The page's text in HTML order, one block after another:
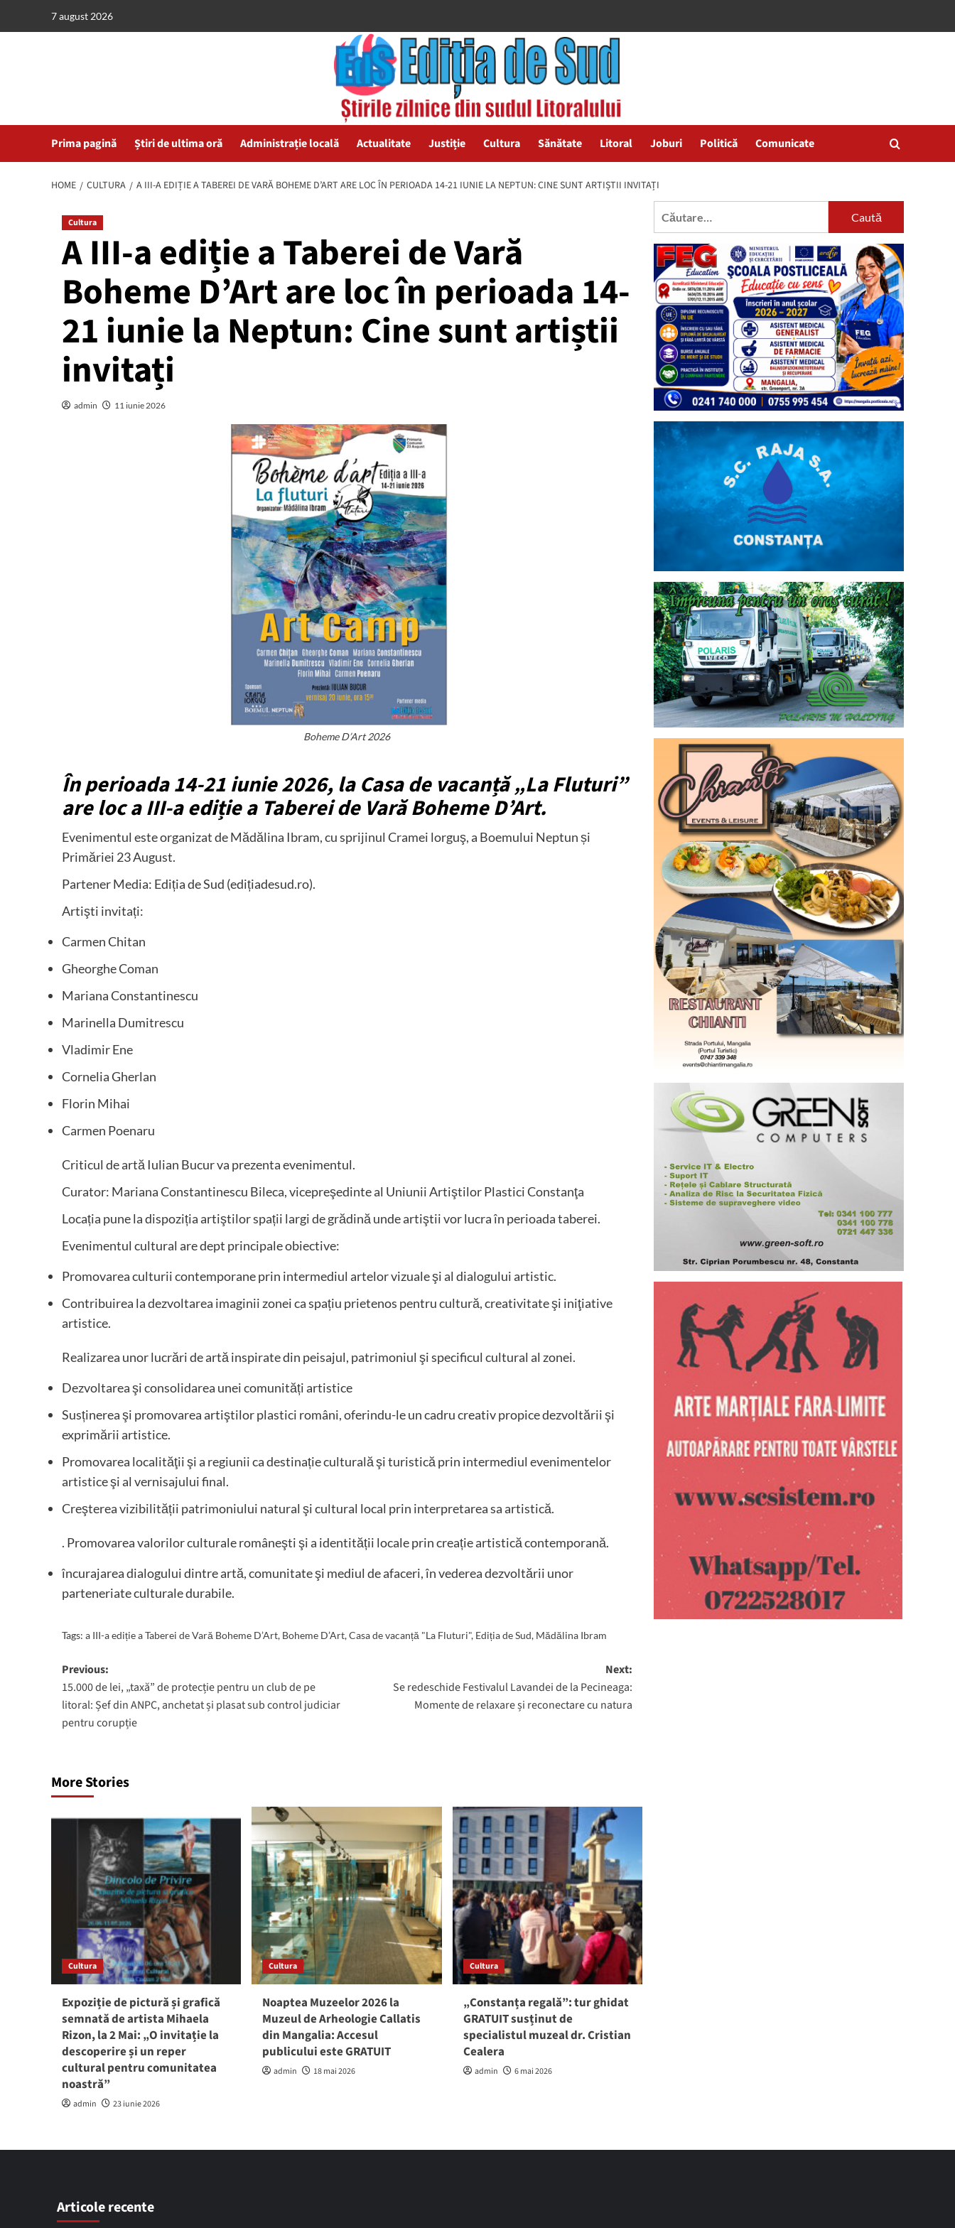
7 august 2026
Prima pagină Știri de ultima oră Administrație locală Actualitate Justiție Cultura Sănătate Litoral Joburi Politică Comunicate
HOME CULTURA A III-A EDIȚIE A TABEREI DE VARĂ BOHEME D’ART ARE LOC ÎN PERIOADA 14-21 IUNIE LA NEPTUN: CINE SUNT ARTIȘTII INVITAȚI
Cultura
A III-a ediție a Taberei de Vară
Boheme D’Art are loc în perioada 14-
21 iunie la Neptun: Cine sunt artiștii
invitați
admin 11 iunie 2026
Boheme D’Art 2026
În perioada 14-21 iunie 2026, la Casa de vacanță „La Fluturi”
are loc a III-a ediție a Taberei de Vară Boheme D’Art.
Evenimentul este organizat de Mădălina Ibram, cu sprijinul Cramei lorguş, a Boemului Neptun și
Primăriei 23 August.
Partener Media: Ediția de Sud (edițiadesud.ro).
Artişti invitați:
Carmen Chitan
Gheorghe Coman
Mariana Constantinescu
Marinella Dumitrescu
Vladimir Ene
Cornelia Gherlan
Florin Mihai
Carmen Poenaru
Criticul de artă Iulian Bucur va prezenta evenimentul.
Curator: Mariana Constantinescu Bileca, vicepreşedinte al Uniunii Artiştilor Plastici Constanţa
Locația pune la dispoziția artiştilor spații largi de grădină unde artiştii vor lucra în perioada taberei.
Evenimentul cultural are dept principale obiective:
Promovarea culturii contemporane prin intermediul artelor vizuale şi al dialogului artistic.
Contribuirea la dezvoltarea imaginii zonei ca spațiu prietenos pentru cultură, creativitate şi iniţiative
artistice.
Realizarea unor lucrări de artă inspirate din peisajul, patrimoniul şi specificul cultural al zonei.
Dezvoltarea şi consolidarea unei comunități artistice
Susținerea şi promovarea artiştilor plastici români, oferindu-le un cadru creativ propice dezvoltării şi
exprimării artistice.
Promovarea localităţii şi a regiunii ca destinație culturală şi turistică prin intermediul evenimentelor
artistice şi al vernisajului final.
Creşterea vizibilității patrimoniului natural şi cultural local prin interpretarea sa artistică.
. Promovarea valorilor culturale româneşti şi a identității locale prin creație artistică contemporană.
încurajarea dialogului dintre artă, comunitate şi mediul de afaceri, în vederea dezvoltării unor
parteneriate culturale durabile.
Tags: a III-a ediție a Taberei de Vară Boheme D’Art, Boheme D’Art,Casa de vacanță "La Fluturi", Ediția de Sud, Mădălina Ibram
Post
navigation
Previous:
15.000 de lei, „taxă” de protecție pentru un club de pe
litoral: Șef din ANPC, anchetat și plasat sub control judiciar
pentru corupție
Next:
Se redeschide Festivalul Lavandei de la Pecineaga:
Momente de relaxare și reconectare cu natura
More Stories
Cultura
Expoziție de pictură și grafică
semnată de artista Mihaela
Rizon, la 2 Mai: „O invitație la
descoperire și un reper
cultural pentru comunitatea
noastră”
admin 23 iunie 2026
Cultura
Noaptea Muzeelor 2026 la
Muzeul de Arheologie Callatis
din Mangalia: Accesul
publicului este GRATUIT
admin 18 mai 2026
Cultura
„Constanța regală”: tur ghidat
GRATUIT susținut de
specialistul muzeal dr. Cristian
Cealera
admin 6 mai 2026
Caută
Articole recente